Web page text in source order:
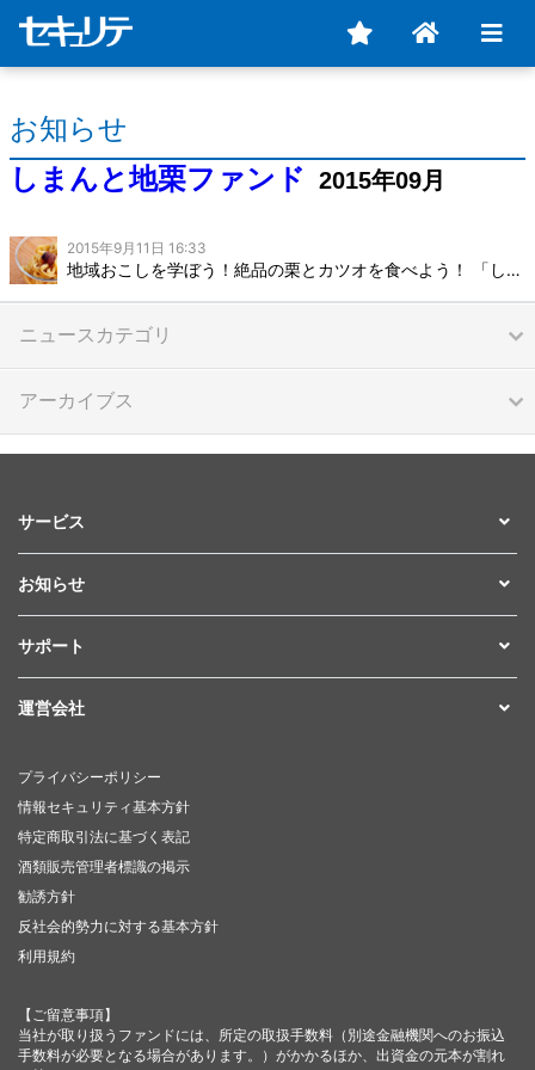
お知らせ
しまんと地栗ファンド
2015年09月
2015年9月11日 16:33
地域おこしを学ぼう！絶品の栗とカツオを食べよう！ 「しまんと地栗ファンドツアー2015」
ニュースカテゴリ
アーカイブス
サービス
お知らせ
サポート
運営会社
プライバシーポリシー
情報セキュリティ基本方針
特定商取引法に基づく表記
酒類販売管理者標識の掲示
勧誘方針
反社会的勢力に対する基本方針
利用規約
【ご留意事項】
当社が取り扱うファンドには、所定の取扱手数料（別途金融機関へのお振込
手数料が必要となる場合があります。）がかかるほか、出資金の元本が割れ